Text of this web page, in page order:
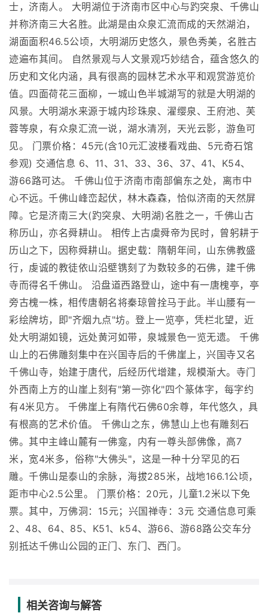
士，济南人。 大明湖位于济南市区中心与趵突泉、千佛山
并称济南三大名胜。此湖是由众泉汇流而成的天然湖泊，
湖面面积46.5公顷，大明湖历史悠久，景色秀美，名胜古
迹遍布其间。 自然景观与人文景观巧妙结合，蕴含悠久的
历史和文化内涵，具有很高的园林艺术水平和观赏游览价
值。四面荷花三面柳，一城山色半城湖写的就是大明湖的
风景。大明湖水来源于城内珍珠泉、濯缨泉、王府池、芙
蓉等泉，有众泉汇流一说，湖水清冽，天光云影，游鱼可
见。 门票价格：45元(含10元汇波楼看戏曲、5元奇石馆
参观) 交通信息 6、11、31、33、36、37、41、K54、
游66路可达。 千佛山位于济南市南部偏东之处，离市中
心不远。千佛山峰峦起伏，林木森森，恰似济南的天然屏
障。它是济南三大(趵突泉、大明湖)名胜之一，千佛山古
称历山，亦名舜耕山。 相传上古虞舜帝为民时，曾躬耕于
历山之下，因称舜耕山。据史载：隋朝年间，山东佛教盛
行，虔诚的教徒依山沿壁镌刻了为数较多的石佛，建千佛
寺而得名千佛山。 沿盘道西路登山，途中有一唐槐亭，亭
旁古槐一株，相传唐朝名将秦琼曾拴马于此。半山腰有一
彩绘牌坊，即"齐烟九点"坊。登上一览亭，凭栏北望，近
处大明湖如镜，远处黄河如带，泉城景色一览无遗。 千佛
山上的石佛雕刻集中在兴国寺后的千佛崖上，兴国寺又名
千佛山寺，始建于唐代，后经历代增建，规模渐大。寺门
外西南上方的山崖上刻有"第一弥化"四个篆体字，每字约
有4米见方。 千佛崖上有隋代石佛60余尊，年代悠久，具
有根高的艺术价值。 千佛山之东，佛慧山上也有雕刻石
佛。其中主峰山麓有一佛龛，内有一尊头部佛像，高7
米，宽4米多，俗称"大佛头"，这是一种十分罕见的石
雕。千佛山是泰山的余脉，海拔285米，战地166.1公顷，
距市中心2.5公里。 门票价格：20元，儿童1.2米以下免
票。其中，万佛洞：15元；兴国禅寺：3元 交通信息可乘
2、48、64、85、K51、k54、游66、游68路公交车分
别抵达千佛山公园的正门、东门、西门。
相关咨询与解答